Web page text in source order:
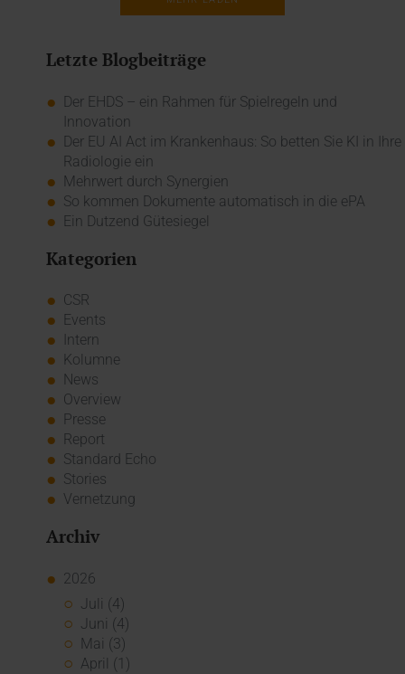
Letzte Blogbeiträge
Der EHDS – ein Rahmen für Spielregeln und
Innovation
Der EU AI Act im Krankenhaus: So betten Sie KI in Ihre
Radiologie ein
Mehrwert durch Synergien
So kommen Dokumente automatisch in die ePA
Ein Dutzend Gütesiegel
Kategorien
CSR
Events
Intern
Kolumne
News
Overview
Presse
Report
Standard Echo
Stories
Vernetzung
Archiv
2026
Juli (4)
Juni (4)
Mai (3)
April (1)